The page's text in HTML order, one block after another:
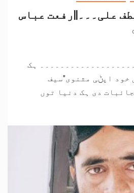
علی۔۔۔||رفعت عباس
ہک
خود اپݨی مثنوی"سیف
دی ہک دنیا توں